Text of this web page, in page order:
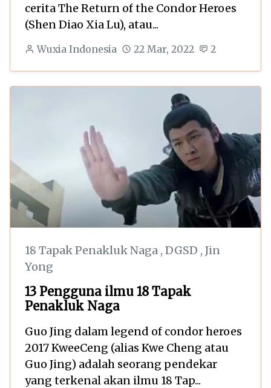
cerita The Return of the Condor Heroes
(Shen Diao Xia Lu), atau...
Wuxia Indonesia 22 Mar, 2022 2
18 Tapak Penakluk Naga , DGSD , Jin
Yong
13 Pengguna ilmu 18 Tapak
Penakluk Naga
Guo Jing dalam legend of condor heroes
2017 KweeCeng (alias Kwe Cheng atau
Guo Jing) adalah seorang pendekar
yang terkenal akan ilmu 18 Tap...